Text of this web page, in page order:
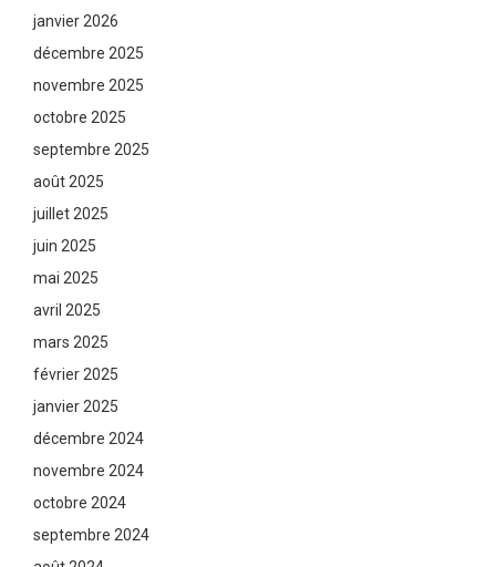
janvier 2026
décembre 2025
novembre 2025
octobre 2025
septembre 2025
août 2025
juillet 2025
juin 2025
mai 2025
avril 2025
mars 2025
février 2025
janvier 2025
décembre 2024
novembre 2024
octobre 2024
septembre 2024